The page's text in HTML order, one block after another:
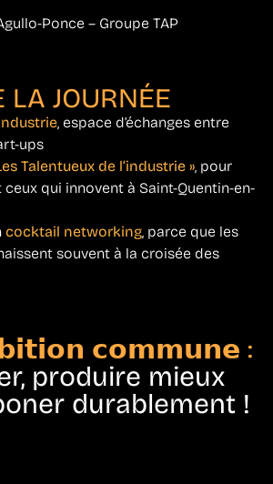
Ponce – Groupe TAP
LA JOURNÉE
, espace d’échanges entre
ups
Talentueux de l’industrie » , pour
qui innovent à Saint-Quentin-en-
cocktail networking , parce que les
souvent à la croisée des
𝗰𝗼𝗺𝗺𝘂𝗻𝗲 :
produire mieux
durablement !